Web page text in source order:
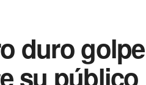
duro
su público